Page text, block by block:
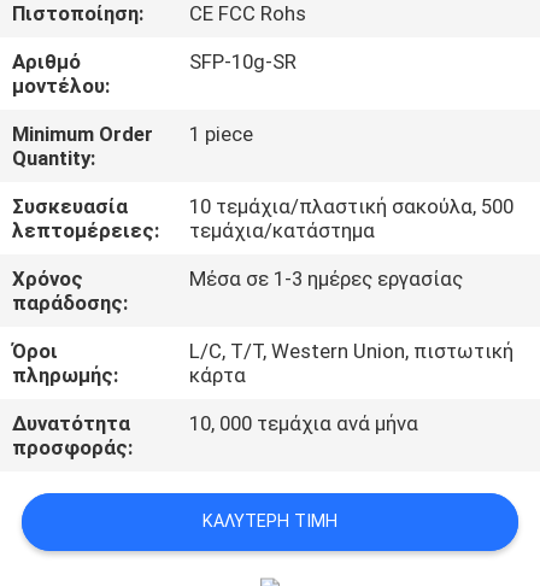
ΠΟΙΟΤΙΚΌΣ
ΈΛΕΓΧΟΣ
ΜΑΣ
ΕΛΆΤΕ
ΣΕ
ΕΠΑΦΉ
ΜΕ
ΕΙΔΉΣΕΙΣ
ΈΝΑ
ΑΠΌΣΠΑΣΜΑ
Πιστοποίηση:
CE FCC Rohs
Αριθμό
μοντέλου:
SFP-10g-SR
Minimum Order
Quantity:
1 piece
Συσκευασία
λεπτομέρειες:
10 τεμάχια/πλαστική σακούλα, 500
τεμάχια/κατάστημα
Χρόνος
παράδοσης:
Μέσα σε 1-3 ημέρες εργασίας
Όροι
πληρωμής:
L/C, T/T, Western Union, πιστωτική
κάρτα
Δυνατότητα
προσφοράς:
10, 000 τεμάχια ανά μήνα
ΚΑΛΎΤΕΡΗ ΤΙΜΉ